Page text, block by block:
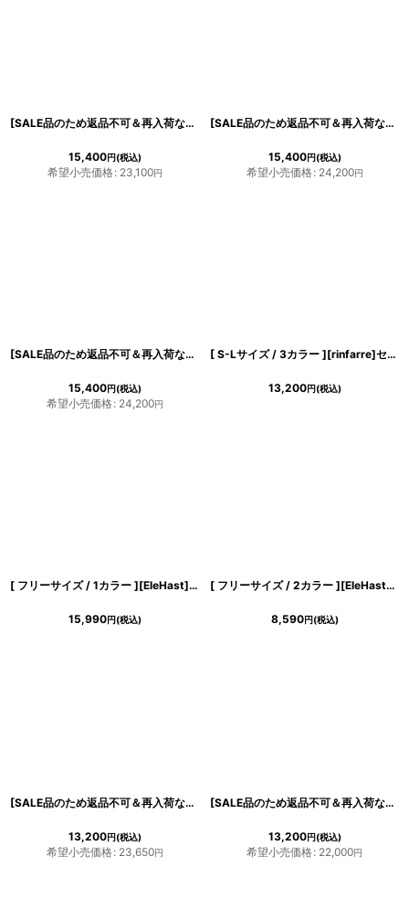
[SALE品のため返品不可＆再入荷なしの現品限り][韓国製][rinfarre]パープル・長袖・Vネック・タック・タイト・ミディアムドレス・ワンピース[奈月セナ着用][送料無料]
15,400円(税込)
希望小売価格: 23,100円
[SALE品のため返品不可＆再入荷なしの現品限り][韓国製][rinfarre]半袖・フリル・リボン・総レース・膝丈・タイト・ミディアムドレス・ワンピース[山崎みどりちゃん着用][送料無料]
15,400円(税込)
希望小売価格: 24,200円
[SALE品のため返品不可＆再入荷なしの現品限り][韓国製][rinfarre] Vネック・襟付き・七分袖・Aライン・背中リボン・ボタンデザイン・ミディアムドレス[山崎みどりちゃん着用]《送料＆代引き手数料無料》mybk
15,400円(税込)
希望小売価格: 24,200円
[ S-Lサイズ / 3カラー ][rinfarre]セットアップOK・ミディアム丈・シンプル・無地・タイト・きれいめ・カジュアル・ミディアムスカート[送料無料]myju
13,200円(税込)
[ フリーサイズ / 1カラー ][EleHast]フリルシャツ・トップスフォールド・ワイドパンツ・セットアップ[薗田杏奈着用][送料無料]
15,990円(税込)
[ フリーサイズ / 2カラー ][EleHast]ハイネック・サテンエレガント・フレンチトップス・ブラウス[薗田杏奈着用]
8,590円(税込)
[SALE品のため返品不可＆再入荷なしの現品限り][韓国製][rinfarre]ギンガムチェック・ベア・Aライン・フレア・ワンピース・ミディアムドレス[黒木麗奈ちゃん着用] 《送料＆代引き手数料無料》
13,200円(税込)
希望小売価格: 23,650円
[SALE品のため返品不可＆再入荷なしの現品限り][韓国製][rinfarre]レッド・シンプル・ノースリーブ・Aライン・ミディアムドレス・ワンピース[山崎みどり着用][送料無料]myrd
13,200円(税込)
希望小売価格: 22,000円